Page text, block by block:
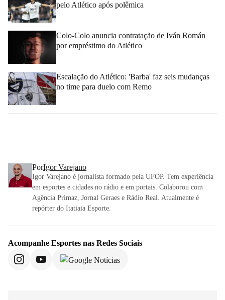
pelo Atlético após polêmica
Colo-Colo anuncia contratação de Iván Román
por empréstimo do Atlético
Escalação do Atlético: 'Barba' faz seis mudanças
no time para duelo com Remo
PorIgor Varejano
Igor Varejano é jornalista formado pela UFOP. Tem experiência
em esportes e cidades no rádio e em portais. Colaborou com
Agência Primaz, Jornal Geraes e Rádio Real. Atualmente é
repórter do Itatiaia Esporte.
Acompanhe Esportes nas Redes Sociais